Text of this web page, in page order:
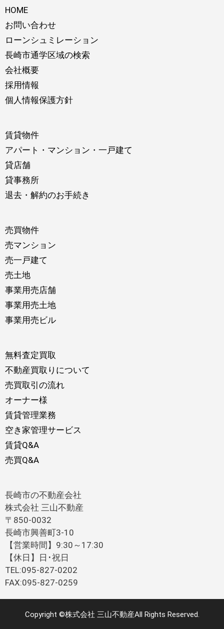
HOME
お問い合わせ
ローンシュミレーション
長崎市通学区域の検索
会社概要
採用情報
個人情報保護方針
賃貸物件
アパート・マンション・一戸建て
貸店舗
貸事務所
退去・解約のお手続き
売買物件
売マンション
売一戸建て
売土地
事業用売店舗
事業用売土地
事業用売ビル
無料査定買取
不動産買取りについて
売買取引の流れ
オーナー様
賃貸管理業務
空き家管理サービス
賃貸Q&A
売買Q&A
長崎市の不動産会社
株式会社 三山不動産
〒850-0032
長崎市興善町3-10
【営業時間】9:30～17:30
【休日】日･祝日
TEL:095-827-0202
FAX:095-827-0259
Copyright ©株式会社 三山不動産All Rights Reserved.